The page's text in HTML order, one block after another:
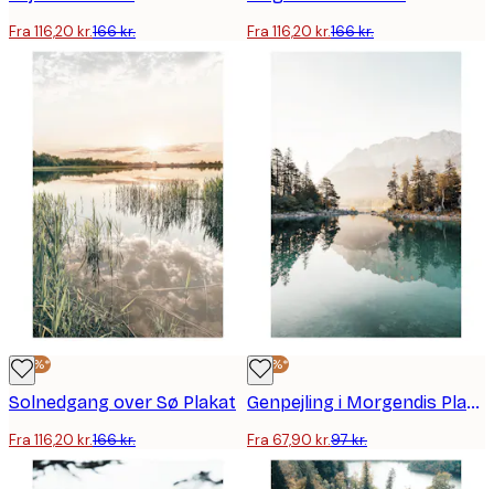
Fra 116,20 kr.166 kr. Fra 116,20 kr.166 kr.
-30%*
Solnedgang over Sø Plakat
Fra 116,20 kr.166 kr.
-30%*
Genpejling i Morgendis Plakat
Fra 67,90 kr.97 kr.